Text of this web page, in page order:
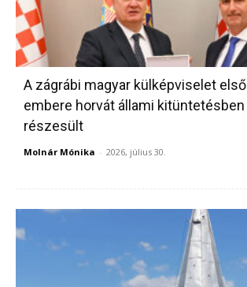
A zágrábi magyar külképviselet első
embere horvát állami kitüntetésben
részesült
Molnár Mónika - 2026, július 30.